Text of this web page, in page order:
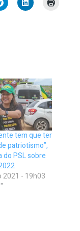
tem que ter
patriotismo”,
do PSL sobre
2021 - 19h03